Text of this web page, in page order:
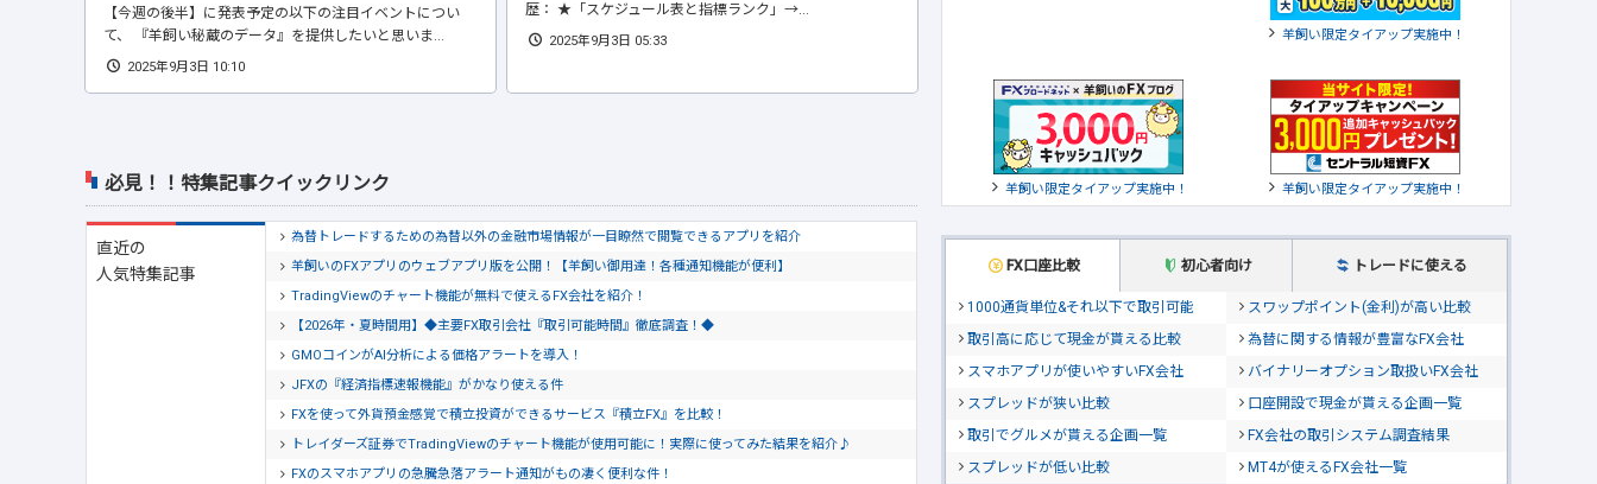
【今週の後半】に発表予定の以下の注目イベントについ
て、 『羊飼い秘蔵のデータ』を提供したいと思いま...
2025年9月3日 10:10
歴： ★「スケジュール表と指標ランク」→...
2025年9月3日 05:33
必見！！特集記事クイックリンク
直近の
人気特集記事
為替トレードするための為替以外の金融市場情報が一目瞭然で閲覧できるアプリを紹介
羊飼いのFXアプリのウェブアプリ版を公開！【羊飼い御用達！各種通知機能が便利】
TradingViewのチャート機能が無料で使えるFX会社を紹介！
【2026年・夏時間用】◆主要FX取引会社『取引可能時間』徹底調査！◆
GMOコインがAI分析による価格アラートを導入！
JFXの『経済指標速報機能』がかなり使える件
FXを使って外貨預金感覚で積立投資ができるサービス『積立FX』を比較！
トレイダーズ証券でTradingViewのチャート機能が使用可能に！実際に使ってみた結果を紹介♪
FXのスマホアプリの急騰急落アラート通知がもの凄く便利な件！
羊飼い限定タイアップ実施中！
羊飼い限定タイアップ実施中！ 羊飼い限定タイアップ実施中！
FX口座比較 初心者向け トレードに使える
1000通貨単位&それ以下で取引可能
スワップポイント(金利)が高い比較
取引高に応じて現金が貰える比較
為替に関する情報が豊富なFX会社
スマホアプリが使いやすいFX会社
バイナリーオプション取扱いFX会社
スプレッドが狭い比較
口座開設で現金が貰える企画一覧
取引でグルメが貰える企画一覧
FX会社の取引システム調査結果
スプレッドが低い比較
MT4が使えるFX会社一覧